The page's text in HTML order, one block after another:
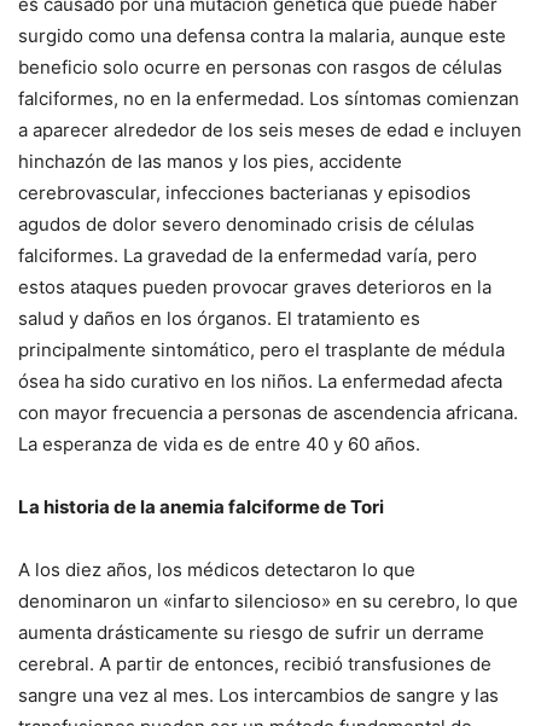
surgido como una defensa contra la malaria, aunque este
beneficio solo ocurre en personas con rasgos de células
falciformes, no en la enfermedad. Los síntomas comienzan
a aparecer alrededor de los seis meses de edad e incluyen
hinchazón de las manos y los pies, accidente
cerebrovascular, infecciones bacterianas y episodios
agudos de dolor severo denominado crisis de células
falciformes. La gravedad de la enfermedad varía, pero
estos ataques pueden provocar graves deterioros en la
salud y daños en los órganos. El tratamiento es
principalmente sintomático, pero el trasplante de médula
ósea ha sido curativo en los niños. La enfermedad afecta
con mayor frecuencia a personas de ascendencia africana.
La esperanza de vida es de entre 40 y 60 años.
La historia de la anemia falciforme de Tori
A los diez años, los médicos detectaron lo que
denominaron un «infarto silencioso» en su cerebro, lo que
aumenta drásticamente su riesgo de sufrir un derrame
cerebral. A partir de entonces, recibió transfusiones de
sangre una vez al mes. Los intercambios de sangre y las